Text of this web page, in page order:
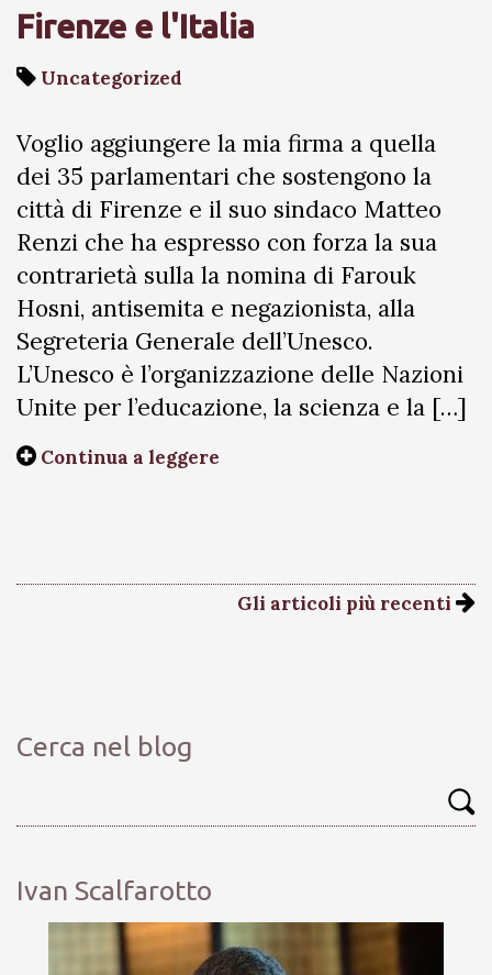
Firenze e l'Italia
Uncategorized
Voglio aggiungere la mia firma a quella
dei 35 parlamentari che sostengono la
città di Firenze e il suo sindaco Matteo
Renzi che ha espresso con forza la sua
contrarietà sulla la nomina di Farouk
Hosni, antisemita e negazionista, alla
Segreteria Generale dell’Unesco.
L’Unesco è l’organizzazione delle Nazioni
Unite per l’educazione, la scienza e la […]
Continua a leggere
Gli articoli più recenti
Cerca nel blog
Ivan Scalfarotto